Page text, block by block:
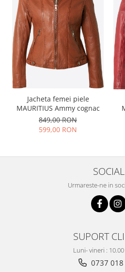
Jacheta femei piele
MAURITIUS Ammy cognac
849,00 RON
599,00 RON
SOCIAL
Urmareste-ne in
SUPORT
Luni- vineri :
0737 018